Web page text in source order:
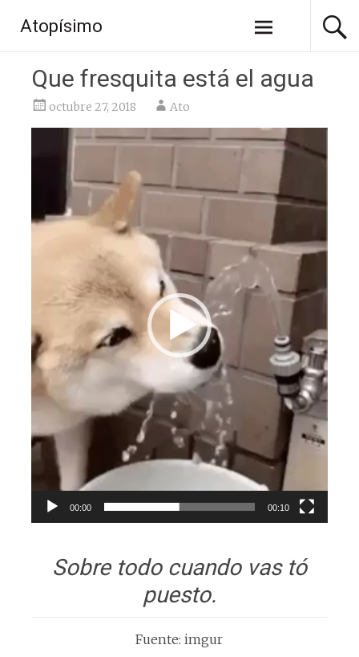
contenido
Atopísimo
Que fresquita está el agua
octubre 27, 2018 Ato
Reproductor
00:00 00:10
Sobre todo cuando vas tó
puesto.
Fuente: imgur